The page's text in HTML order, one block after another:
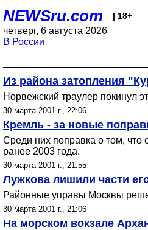
NEWSru.com | 18+
четверг, 6 августа 2026
В России
Из района затопления
Норвежский траулер покинул
30 марта 2001 г., 22:06
Кремль - за новые
Среди них поправка о том, что
ранее 2003 года.
30 марта 2001 г., 21:55
Лужкова лишили части
Районные управы Москвы
30 марта 2001 г., 21:06
На морском вокзале